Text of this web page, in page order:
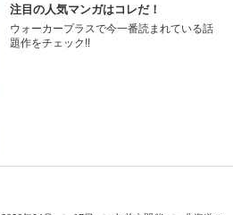
注目の人気マンガはコレだ！
ウォーカープラスで今一番読まれている話
題作をチェック!!